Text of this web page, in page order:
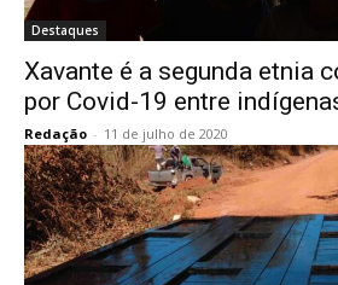
Destaques
Xavante é a segunda etnia
por Covid-19 entre
Redação - 11 de julho de 2020